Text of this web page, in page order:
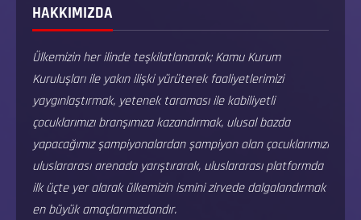
HAKKIMIZDA
Ülkemizin her ilinde teşkilatlanarak; Kamu Kurum
Kuruluşları ile yakın ilişki yürüterek faaliyetlerimizi
yaygınlaştırmak, yetenek taraması ile kabiliyetli
çocuklarımızı branşımıza kazandırmak, ulusal bazda
yapacağımız şampiyonalardan şampiyon olan çocuklarımızı
uluslararası arenada yarıştırarak, uluslararası platformda
ilk üçte yer alarak ülkemizin ismini zirvede dalgalandırmak
en büyük amaçlarımızdandır.